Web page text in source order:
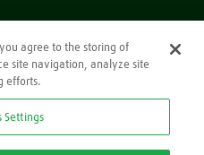
agree to the storing of
site navigation, analyze site
efforts.
Settings